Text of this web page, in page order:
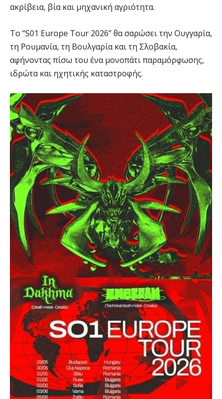
ακρίβεια, βία και μηχανική αγριότητα.
Το “S01 Europe Tour 2026” θα σαρώσει την Ουγγαρία,
τη Ρουμανία, τη Βουλγαρία και τη Σλοβακία,
αφήνοντας πίσω του ένα μονοπάτι παραμόρφωσης,
ιδρώτα και ηχητικής καταστροφής.